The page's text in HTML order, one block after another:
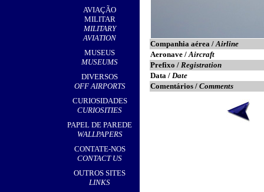
AVIAÇÃO
MILITAR
MILITARY
AVIATION
MUSEUS
MUSEUMS
DIVERSOS
OFF AIRPORTS
CURIOSIDADES
CURIOSITIES
PAPEL DE PAREDE
WALLPAPERS
CONTATE-NOS
CONTACT US
OUTROS SITES
LINKS
Companhia aérea /Airline
Aeronave /Aircraft
Prefixo / Registration
Data / Date
Comentários / Comments